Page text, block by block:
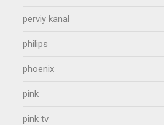
perviy kanal
philips
phoenix
pink
pink tv